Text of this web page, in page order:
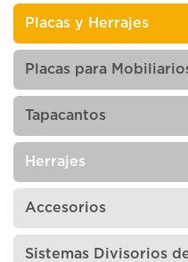
Placas y Herrajes
Placas para
Tapacantos
Herrajes
Accesorios
Sistemas Divisorios